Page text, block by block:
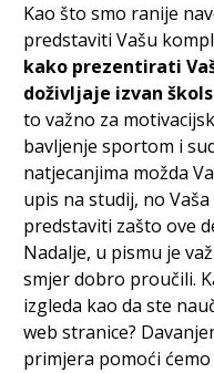
Kao što smo ranije
predstaviti Vašu
kako prezentirati
doživljaje izvan
to važno za
bavljenje sportom i
natjecanjima možda
upis na studij, no
predstaviti zašto ove
Nadalje, u pismu je
smjer dobro proučili.
izgleda kao da ste
web stranice?
primjera pomoći